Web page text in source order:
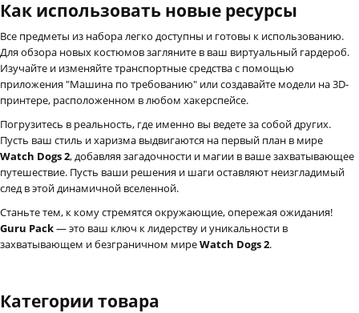
Как использовать новые ресурсы
Все предметы из набора легко доступны и готовы к использованию.
Для обзора новых костюмов загляните в ваш виртуальный гардероб.
Изучайте и изменяйте транспортные средства с помощью
приложения "Машина по требованию" или создавайте модели на 3D-
принтере, расположенном в любом хакерспейсе.
Погрузитесь в реальность, где именно вы ведете за собой других.
Пусть ваш стиль и харизма выдвигаются на первый план в мире
Watch Dogs 2, добавляя загадочности и магии в ваше захватывающее
путешествие. Пусть ваши решения и шаги оставляют неизгладимый
след в этой динамичной вселенной.
Станьте тем, к кому стремятся окружающие, опережая ожидания!
Guru Pack— это ваш ключ к лидерству и уникальности в
захватывающем и безграничном миреWatch Dogs 2.
Категории товара